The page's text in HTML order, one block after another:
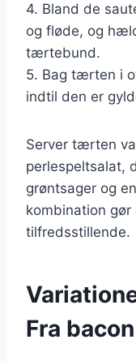
4. Bland de
og fløde, og
tærtebund.
5. Bag tærten i
indtil den er
Server tærten
perlespeltsalat,
grøntsager og
kombination
tilfredsstillende.
Fra